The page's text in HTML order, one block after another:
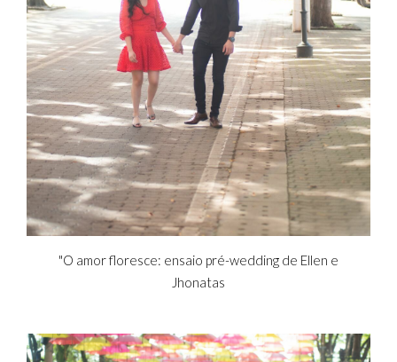
"O amor floresce: ensaio pré-wedding de Ellen e
Jhonatas